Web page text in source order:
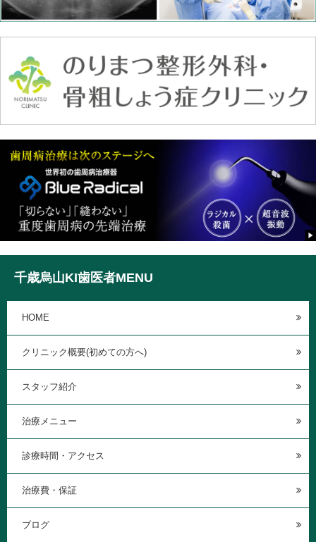
千歳烏山KI歯医者MENU
HOME
クリニック概要(初めての方へ)
スタッフ紹介
治療メニュー
診療時間・アクセス
治療費・保証
ブログ